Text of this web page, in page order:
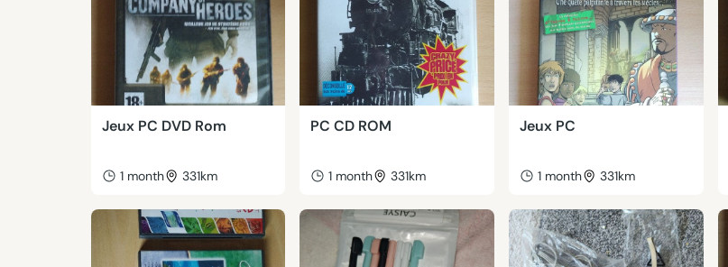
Jeux PC DVD Rom
1 month 331km
PC CD ROM
1 month 331km
Jeux PC
1 month 331km